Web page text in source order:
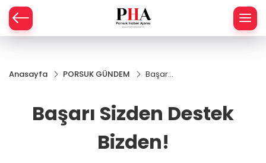
Anasayfa PORSUK GÜNDEM
Başarı
Bizden!
Başarı Sizden Destek
Bizden!